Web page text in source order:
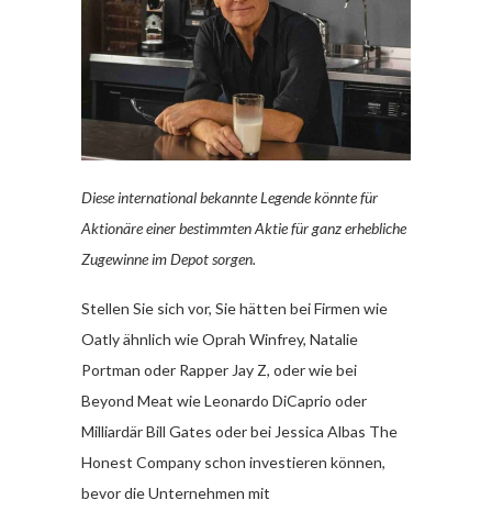
Diese international bekannte Legende könnte für
Aktionäre einer bestimmten Aktie für ganz erhebliche
Zugewinne im Depot sorgen.
Stellen Sie sich vor, Sie hätten bei Firmen wie
Oatly ähnlich wie Oprah Winfrey, Natalie
Portman oder Rapper Jay Z, oder wie bei
Beyond Meat wie Leonardo DiCaprio oder
Milliardär Bill Gates oder bei Jessica Albas The
Honest Company schon investieren können,
bevor die Unternehmen mit